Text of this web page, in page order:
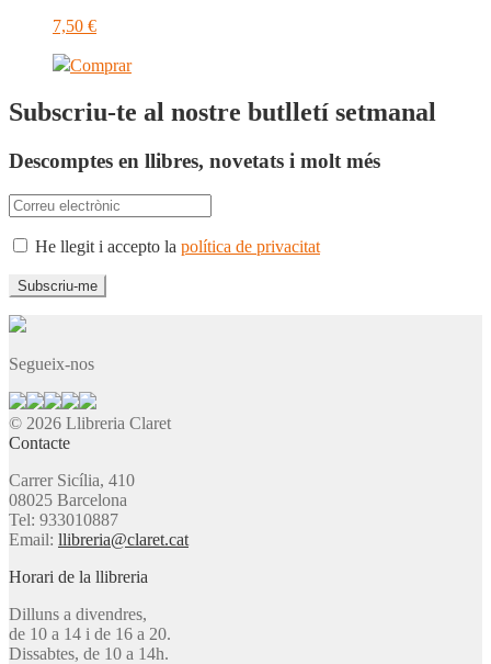
7,50 €
Comprar
Subscriu-te al nostre butlletí setmanal
Descomptes en llibres, novetats i molt més
He llegit i accepto la política de privacitat
Segueix-nos
© 2026 Llibreria Claret
Contacte
Carrer Sicília, 410
08025 Barcelona
Tel: 933010887
Email: llibreria@claret.cat
Horari de la llibreria
Dilluns a divendres,
de 10 a 14 i de 16 a 20.
Dissabtes, de 10 a 14h.